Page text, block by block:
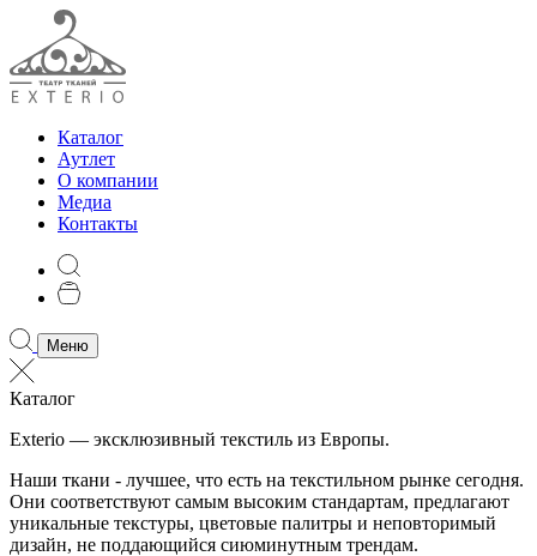
Каталог
Аутлет
О компании
Медиа
Контакты
Меню
Каталог
Exterio — эксклюзивный текстиль из Европы.
Наши ткани - лучшее, что есть на текстильном рынке сегодня.
Они соответствуют самым высоким стандартам, предлагают
уникальные текстуры, цветовые палитры и неповторимый
дизайн, не поддающийся сиюминутным трендам.